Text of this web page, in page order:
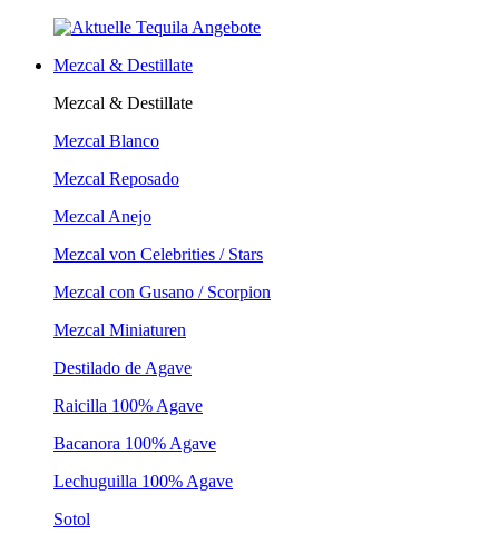
Mezcal & Destillate
Mezcal & Destillate
Mezcal Blanco
Mezcal Reposado
Mezcal Anejo
Mezcal von Celebrities / Stars
Mezcal con Gusano / Scorpion
Mezcal Miniaturen
Destilado de Agave
Raicilla 100% Agave
Bacanora 100% Agave
Lechuguilla 100% Agave
Sotol